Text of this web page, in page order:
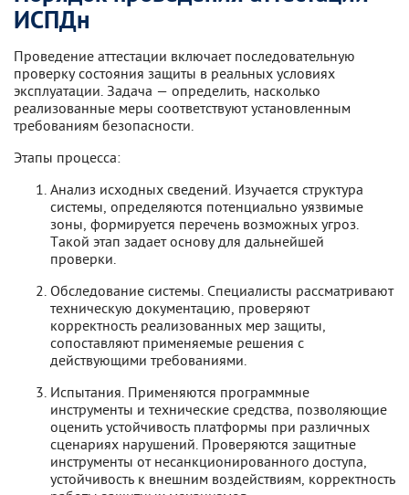
ИСПДн
Проведение аттестации включает последовательную
проверку состояния защиты в реальных условиях
эксплуатации. Задача — определить, насколько
реализованные меры соответствуют установленным
требованиям безопасности.
Этапы процесса:
Анализ исходных сведений. Изучается структура
системы, определяются потенциально уязвимые
зоны, формируется перечень возможных угроз.
Такой этап задает основу для дальнейшей
проверки.
Обследование системы. Специалисты рассматривают
техническую документацию, проверяют
корректность реализованных мер защиты,
сопоставляют применяемые решения с
действующими требованиями.
Испытания. Применяются программные
инструменты и технические средства, позволяющие
оценить устойчивость платформы при различных
сценариях нарушений. Проверяются защитные
инструменты от несанкционированного доступа,
устойчивость к внешним воздействиям, корректность